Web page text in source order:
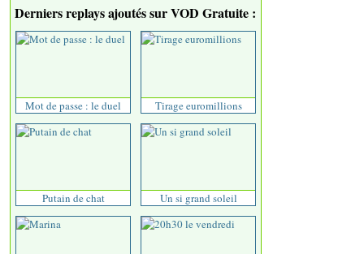
Derniers replays ajoutés sur VOD Gratuite :
Mot de passe : le duel Tirage euromillions
Putain de chat Un si grand soleil